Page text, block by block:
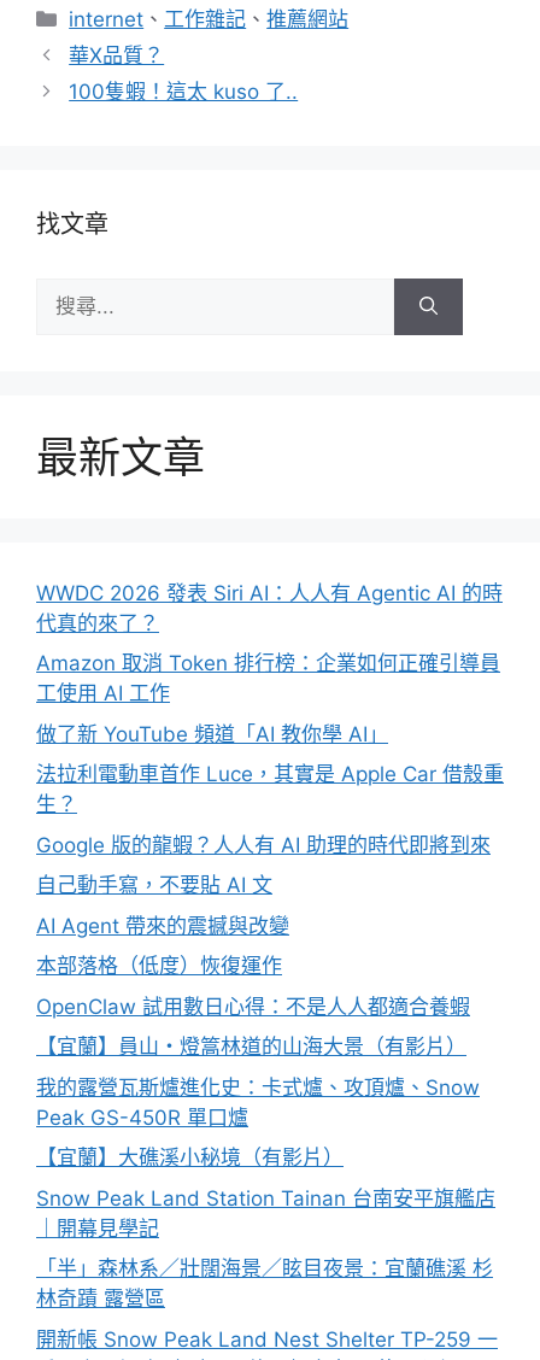
分
類
internet 、 工作雜記 、推薦網站
華X品質？
100隻蝦！這太 kuso 了..
找文章
尋:
最新文章
WWDC 2026 發表 Siri AI：人人有 Agentic AI 的時
代真的來了？
Amazon 取消 Token 排行榜：企業如何正確引導員
工使用 AI 工作
做了新 YouTube 頻道「AI 教你學 AI」
法拉利電動車首作 Luce，其實是 Apple Car 借殼重
生？
Google 版的龍蝦？人人有 AI 助理的時代即將到來
自己動手寫，不要貼 AI 文
AI Agent 帶來的震撼與改變
本部落格（低度）恢復運作
OpenClaw 試用數日心得：不是人人都適合養蝦
【宜蘭】員山・燈篙林道的山海大景（有影片）
我的露營瓦斯爐進化史：卡式爐、攻頂爐、Snow
Peak GS-450R 單口爐
【宜蘭】大礁溪小秘境（有影片）
Snow Peak Land Station Tainan 台南安平旗艦店
｜開幕見學記
「半」森林系／壯闊海景／眩目夜景：宜蘭礁溪 杉
林奇蹟 露營區
開新帳 Snow Peak Land Nest Shelter TP-259 一